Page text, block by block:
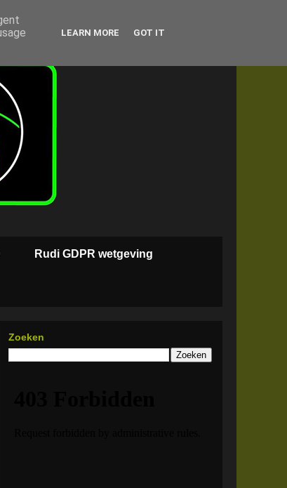
Rudi GDPR wetgeving
Zoeken
LEARN MORE GOT IT